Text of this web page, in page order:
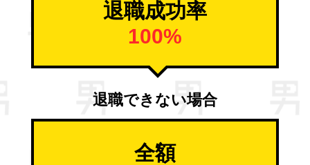
退職成功率
100%
退職できない場合
全額